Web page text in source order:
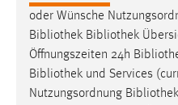
oder Wünsche
Bibliothek Bibliothek
Öffnungszeiten 24h
Bibliothek und Services
Nutzungsordnung
EXTERNE MEDIEN
Um Inhalte von
Plattformen anzeigen zu
externen Medien